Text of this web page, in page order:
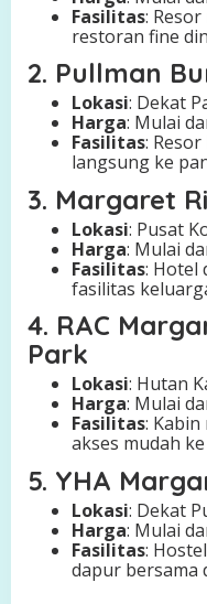
Fasilitas:
restoran fine
2. Pullman
Lokasi: Dekat
Harga: Mulai
Fasilitas:
langsung ke
3. Margaret
Lokasi: Pusat
Harga: Mulai
Fasilitas: Hotel
fasilitas
4. RAC
Park
Lokasi: Hutan
Harga: Mulai
Fasilitas:
akses mudah
5. YHA
Lokasi: Dekat
Harga: Mulai
Fasilitas:
dapur bersama